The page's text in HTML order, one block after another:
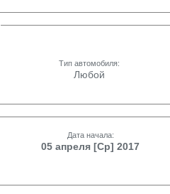
Тип автомобиля:
Любой
Дата начала:
05 апреля [Ср] 2017